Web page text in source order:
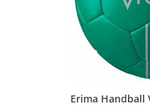
Erima Handball